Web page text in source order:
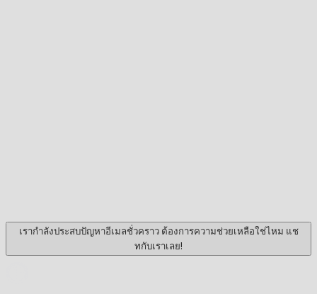
เรากำลังประสบปัญหาอีเมลชั่วคราว ต้องการความช่วยเหลือใช่ไหม แช
ทกับเราเลย!